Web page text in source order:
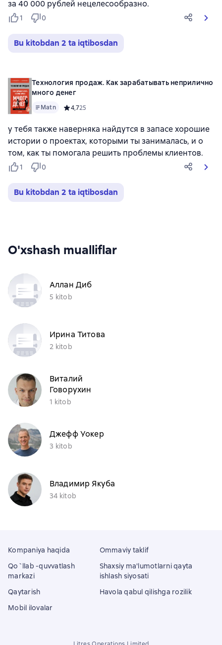
за 40 000 рублей нецелесообразно.
1 0
Bu kitobdan 2 ta iqtibosdan
Технология продаж. Как зарабатывать неприлично
много денег
Matn Средний рейтинг 4,7 на основе 25 оценок
4,725
у тебя также наверняка найдутся в запасе хорошие
истории о проектах, которыми ты занималась, и о
том, как ты помогала решить проблемы клиентов.
1 0
Bu kitobdan 2 ta iqtibosdan
O'xshash mualliflar
Аллан Диб
5 kitob
Ирина Титова
2 kitob
Виталий
Говорухин
1 kitob
Джефф Уокер
3 kitob
Владимир Якуба
34 kitob
Kompaniya haqida
Qo`llab -quvvatlash
markazi
Qaytarish
Mobil ilovalar
Ommaviy taklif
Shaxsiy ma'lumotlarni qayta
ishlash siyosati
Havola qabul qilishga rozilik